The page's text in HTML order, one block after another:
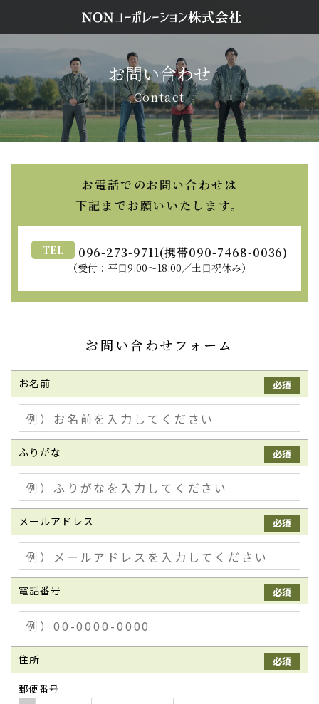
お問い合わせ
Contact
お電話でのお問い合わせは
​​​​​​​下記までお願いいたします。
TEL 096-273-9711(携帯090-7468-0036)
（受付：平日9:00〜18:00／土日祝休み）
お問い合わせフォーム
お名前 必須
ふりがな 必須
メールアドレス 必須
電話番号 必須
住所 必須
郵便番号